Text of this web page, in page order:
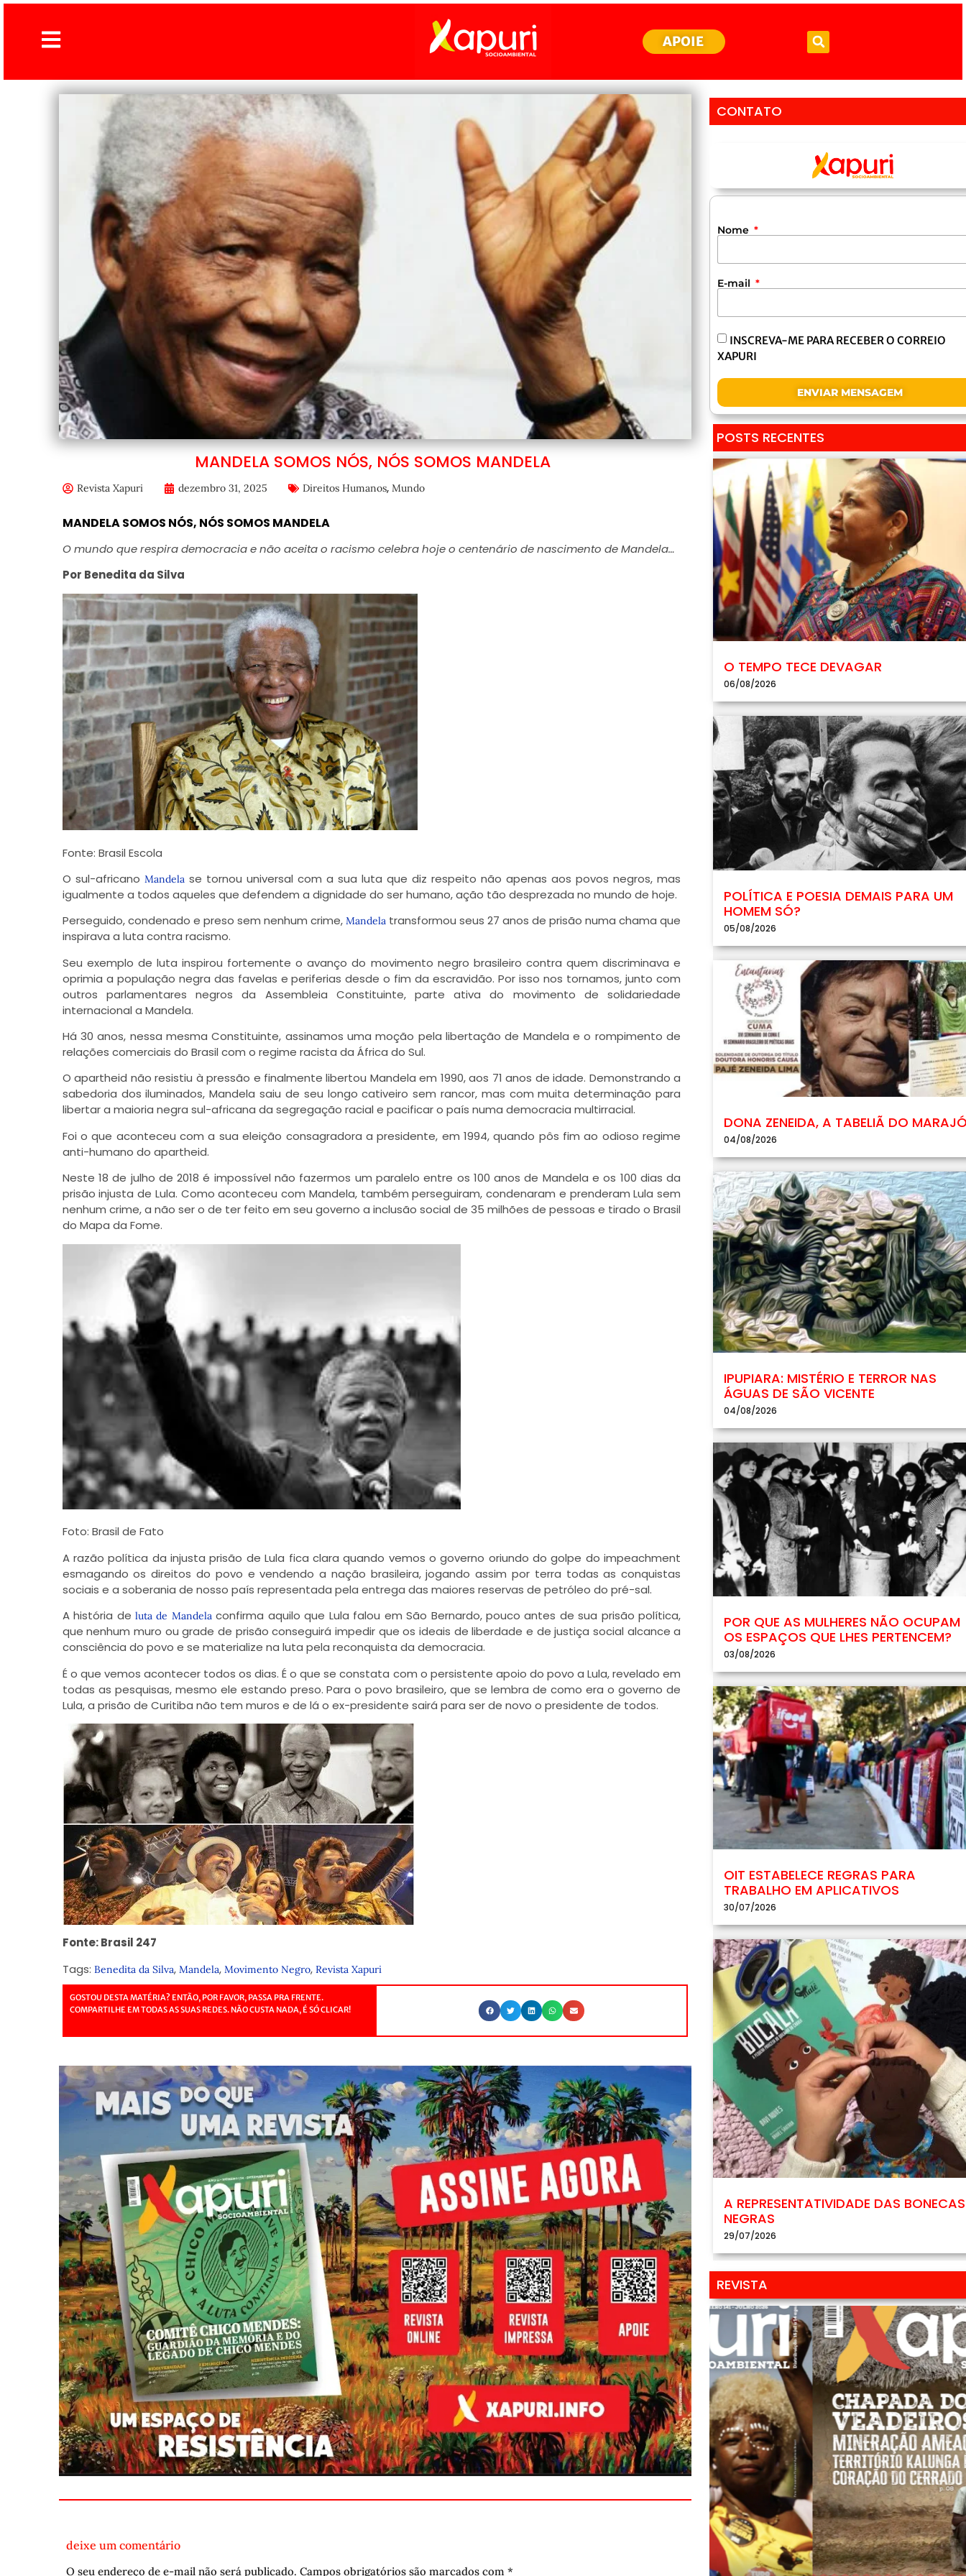
APOIE
MANDELA SOMOS NÓS, NÓS SOMOS MANDELA
Revista Xapuri dezembro 31, 2025 Direitos Humanos, Mundo
MANDELA SOMOS NÓS, NÓS SOMOS MANDELA
O mundo que respira democracia e não aceita o racismo celebra hoje o centenário de nascimento de Mandela…
Por Benedita da Silva
Fonte: Brasil Escola
O sul-africano Mandelase tornou universal com a sua luta que diz respeito não apenas aos povos negros, mas
igualmente a todos aqueles que defendem a dignidade do ser humano, ação tão desprezada no mundo de hoje.
Perseguido, condenado e preso sem nenhum crime, Mandelatransformou seus 27 anos de prisão numa chama que
inspirava a luta contra racismo.
Seu exemplo de luta inspirou fortemente o avanço do movimento negro brasileiro contra quem discriminava e
oprimia a população negra das favelas e periferias desde o fim da escravidão. Por isso nos tornamos, junto com
outros parlamentares negros da Assembleia Constituinte, parte ativa do movimento de solidariedade
internacional a Mandela.
Há 30 anos, nessa mesma Constituinte, assinamos uma moção pela libertação de Mandela e o rompimento de
relações comerciais do Brasil com o regime racista da África do Sul.
O apartheid não resistiu à pressão e finalmente libertou Mandela em 1990, aos 71 anos de idade. Demonstrando a
sabedoria dos iluminados, Mandela saiu de seu longo cativeiro sem rancor, mas com muita determinação para
libertar a maioria negra sul-africana da segregação racial e pacificar o país numa democracia multirracial.
Foi o que aconteceu com a sua eleição consagradora a presidente, em 1994, quando pôs fim ao odioso regime
anti-humano do apartheid.
Neste 18 de julho de 2018 é impossível não fazermos um paralelo entre os 100 anos de Mandela e os 100 dias da
prisão injusta de Lula. Como aconteceu com Mandela, também perseguiram, condenaram e prenderam Lula sem
nenhum crime, a não ser o de ter feito em seu governo a inclusão social de 35 milhões de pessoas e tirado o Brasil
do Mapa da Fome.
Foto: Brasil de Fato
A razão política da injusta prisão de Lula fica clara quando vemos o governo oriundo do golpe do impeachment
esmagando os direitos do povo e vendendo a nação brasileira, jogando assim por terra todas as conquistas
sociais e a soberania de nosso país representada pela entrega das maiores reservas de petróleo do pré-sal.
A história de luta de Mandelaconfirma aquilo que Lula falou em São Bernardo, pouco antes de sua prisão política,
que nenhum muro ou grade de prisão conseguirá impedir que os ideais de liberdade e de justiça social alcance a
consciência do povo e se materialize na luta pela reconquista da democracia.
É o que vemos acontecer todos os dias. É o que se constata com o persistente apoio do povo a Lula, revelado em
todas as pesquisas, mesmo ele estando preso. Para o povo brasileiro, que se lembra de como era o governo de
Lula, a prisão de Curitiba não tem muros e de lá o ex-presidente sairá para ser de novo o presidente de todos.
Fonte: Brasil 247
Tags: Benedita da Silva, Mandela, Movimento Negro, Revista Xapuri
GOSTOU DESTA MATÉRIA? ENTÃO, POR FAVOR, PASSA PRA FRENTE.
COMPARTILHE EM TODAS AS SUAS REDES. NÃO CUSTA NADA, É SÓ CLICAR!
deixe um comentário
O seu endereço de e-mail não será publicado. Campos obrigatórios são marcados com *
CONTATO
Nome
E-mail
INSCREVA-ME PARA RECEBER O CORREIO
XAPURI
ENVIAR MENSAGEM
POSTS RECENTES
O TEMPO TECE DEVAGAR
06/08/2026
POLÍTICA E POESIA DEMAIS PARA UM
HOMEM SÓ?
05/08/2026
DONA ZENEIDA, A TABELIÃ DO
04/08/2026
IPUPIARA: MISTÉRIO E TERROR NAS
ÁGUAS DE SÃO VICENTE
04/08/2026
POR QUE AS MULHERES NÃO OCUPAM
OS ESPAÇOS QUE LHES PERTENCEM?
03/08/2026
OIT ESTABELECE REGRAS PARA
TRABALHO EM APLICATIVOS
30/07/2026
A REPRESENTATIVIDADE DAS BONECAS
NEGRAS
29/07/2026
REVISTA